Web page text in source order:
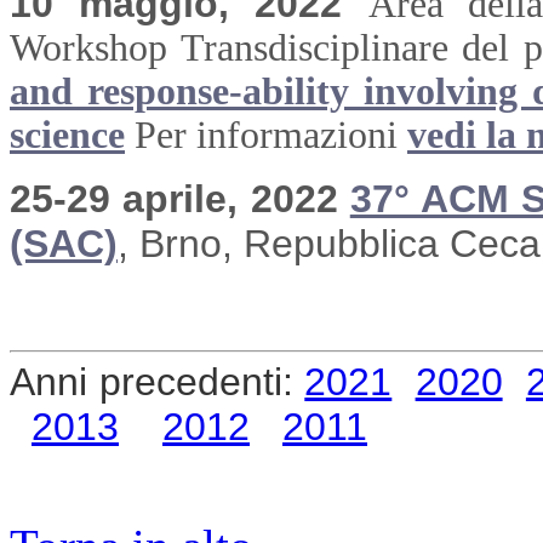
Workshop Transdisciplinare del
and response-ability
science Per informazioni vedi la
25-29 aprile, 2022 37° ACM
(SAC), Brno, Repubblica Ceca
Anni precedenti: 2021 2020
2013
2012 2011